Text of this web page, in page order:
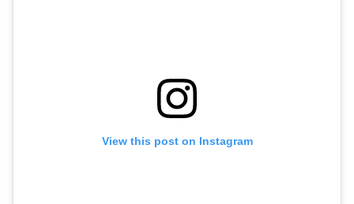
View this post on Instagram